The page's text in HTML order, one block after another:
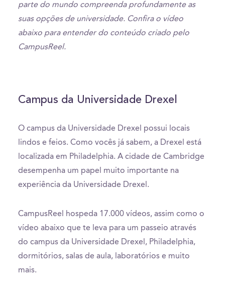
parte do mundo compreenda profundamente as
suas opções de universidade. Confira o vídeo
abaixo para entender do conteúdo criado pelo
CampusReel.
Campus da Universidade Drexel
O campus da Universidade Drexel possui locais
lindos e feios. Como vocês já sabem, a Drexel está
localizada em Philadelphia. A cidade de Cambridge
desempenha um papel muito importante na
experiência da Universidade Drexel.
CampusReel hospeda 17.000 vídeos, assim como o
vídeo abaixo que te leva para um passeio através
do campus da Universidade Drexel, Philadelphia,
dormitórios, salas de aula, laboratórios e muito
mais.